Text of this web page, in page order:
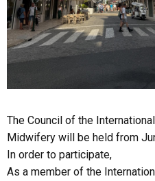
The Council of the
Midwifery will be held from
In order to participate,
As a member of the